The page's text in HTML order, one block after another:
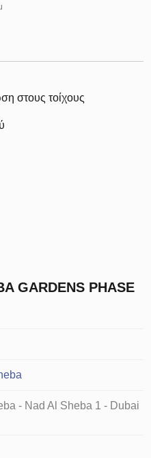
στους τοίχους
GARDENS PHASE
- Nad Al Sheba 1 - Dubai